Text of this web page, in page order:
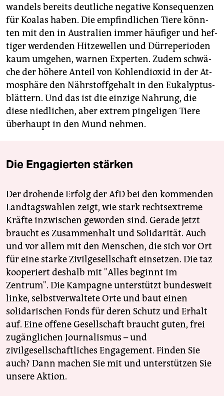
wan­dels be­reits deut­li­che ne­ga­ti­ve Kon­se­quen­zen
für Koa­las haben. Die emp­find­li­chen Tiere könn­
ten mit den in Aus­tra­li­en immer häu­fi­ger und hef­
ti­ger wer­den­den Hit­ze­wel­len und Dür­re­pe­ri­oden
kaum um­ge­hen, war­nen Ex­per­ten. Zudem schwä­
che der hö­he­re An­teil von Koh­len­di­oxid in der At­
mo­sphä­re den Nähr­stoff­ge­halt in den Eu­ka­lyp­tus­
blät­tern. Und das ist die ein­zi­ge Nah­rung, die
diese nied­li­chen, aber ex­trem pin­ge­li­gen Tiere
über­haupt in den Mund neh­men.
Die Engagierten stärken
Der drohende Erfolg der AfD bei den kommenden
Landtagswahlen zeigt, wie stark rechtsextreme
Kräfte inzwischen geworden sind. Gerade jetzt
braucht es Zusammenhalt und Solidarität. Auch
und vor allem mit den Menschen, die sich vor Ort
für eine starke Zivilgesellschaft einsetzen. Die taz
kooperiert deshalb mit "Alles beginnt im
Zentrum". Die Kampagne unterstützt bundesweit
linke, selbstverwaltete Orte und baut einen
solidarischen Fonds für deren Schutz und Erhalt
auf. Eine offene Gesellschaft braucht guten, frei
zugänglichen Journalismus – und
zivilgesellschaftliches Engagement. Finden Sie
auch? Dann machen Sie mit und unterstützen Sie
unsere Aktion.